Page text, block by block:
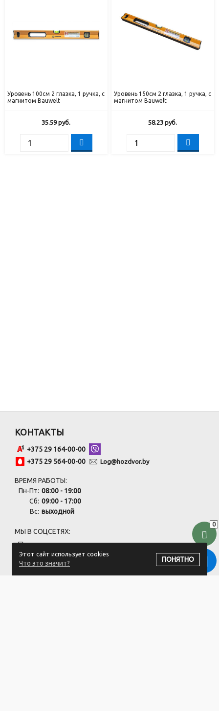
Уровень 100см 2 глазка, 1 ручка, с
магнитом Bauwelt
35.59руб.
Уровень 150см 2 глазка, 1 ручка, с
магнитом Bauwelt
58.23 руб.
0
Этот сайт использует cookies
Что это значит?
ПОНЯТНО
КОНТАКТЫ
+375 29 164-00-00
+375 29 564-00-00
Log@hozdvor.by
ВРЕМЯ РАБОТЫ:
Пн-Пт: 08:00 - 19:00
Сб: 09:00 - 17:00
Вс: выходной
МЫ В СОЦСЕТЯХ:
ПОДПИСАТЬСЯ НА РАССЫЛКУ